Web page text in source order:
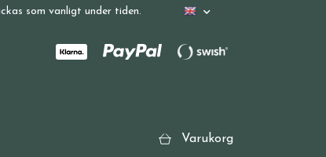
som vanligt under tiden.
Varukorg